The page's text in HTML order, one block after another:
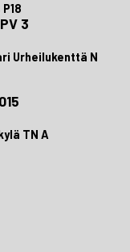
3
Urheilukenttä N
TN A